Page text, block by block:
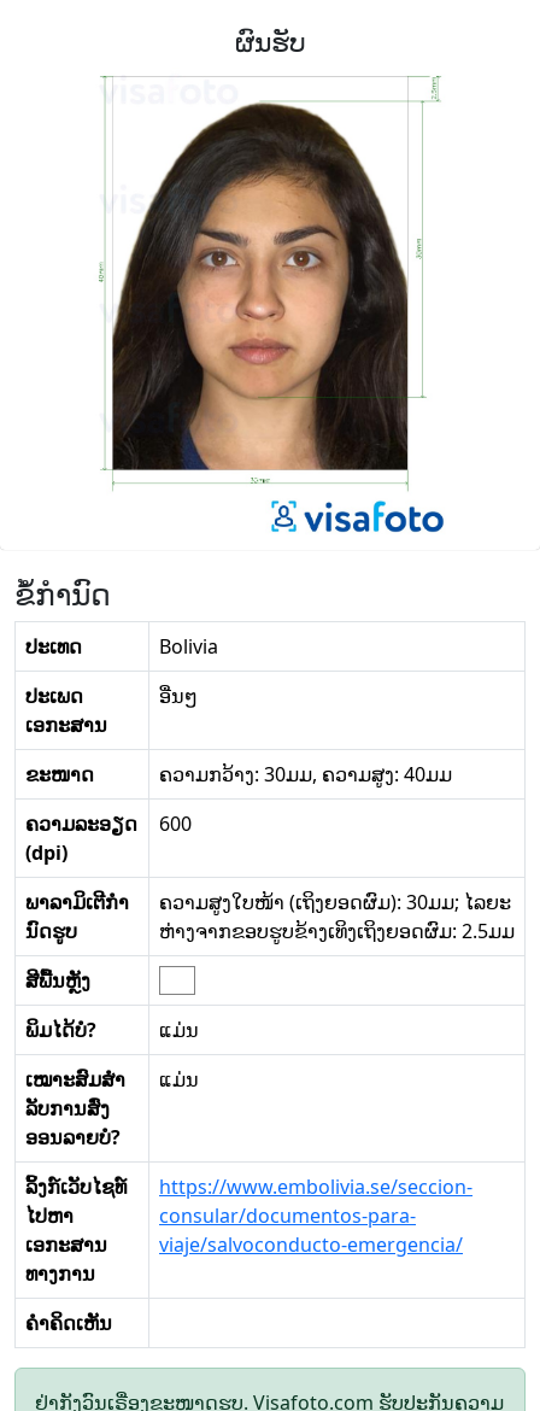
ຜົນຮັບ
ຂໍ້ກໍານົດ
ປະເທດ
Bolivia
ປະເພດ
ເອກະສານ
ອື່ນໆ
ຂະໜາດ
ຄວາມກວ້າງ: 30ມມ, ຄວາມສູງ: 40ມມ
ຄວາມລະອຽດ
(dpi)
600
ພາລາມິເຕີກໍາ
ນົດຮູບ
ຄວາມສູງໃບໜ້າ (ເຖິງຍອດຜົມ): 30ມມ; ໄລຍະ
ຫ່າງຈາກຂອບຮູບຂ້າງເທິງເຖິງຍອດຜົມ: 2.5ມມ
ສີພື້ນຫຼັງ
ພິມໄດ້ບໍ?
ແມ່ນ
ເໝາະສົມສໍາ
ລັບການສົ່ງ
ອອນລາຍບໍ?
ແມ່ນ
ລິ້ງກ໌ເວັບໄຊທ໌
ໄປຫາ
ເອກະສານ
ທາງການ
https://www.embolivia.se/seccion-
consular/documentos-para-
viaje/salvoconducto-emergencia/
ຄໍາຄິດເຫັນ
ຢ່າກັງວົນເຣື່ອງຂະໜາດຮູບ. Visafoto.com ຮັບປະກັນຄວາມ